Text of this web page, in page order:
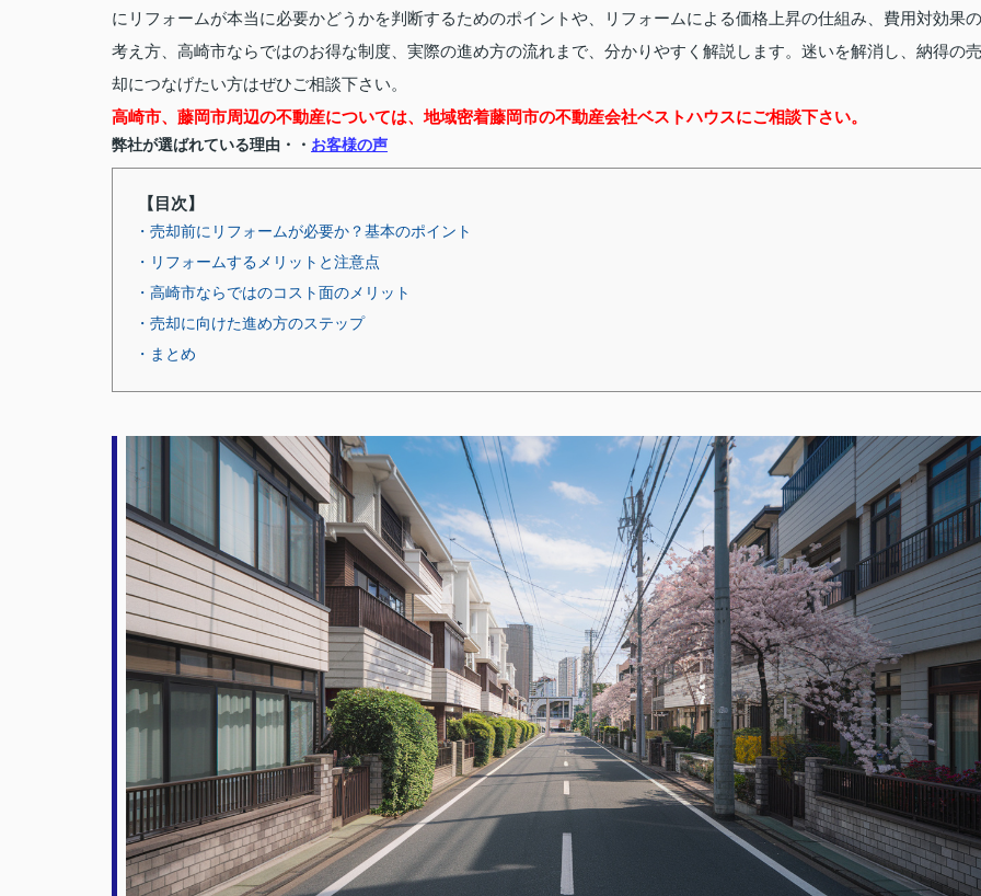
にリフォームが本当に必要かどうかを判断するためのポイントや、リフォームによる価格上昇の仕組み、費用対効果の
考え方、高崎市ならではのお得な制度、実際の進め方の流れまで、分かりやすく解説します。迷いを解消し、納得の売
却につなげたい方はぜひご相談下さい。
高崎市、藤岡市周辺の不動産については、地域密着藤岡市の不動産会社ベストハウスにご相談下さい。
弊社が選ばれている理由・・ お客様の声
【目次】
・売却前にリフォームが必要か？基本のポイント
・リフォームするメリットと注意点
・高崎市ならではのコスト面のメリット
・売却に向けた進め方のステップ
・まとめ